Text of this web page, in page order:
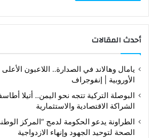
أحدث المقالات
يامال وهالاند في الصدارة.. اللاعبون
الأوروبية | إنفوجراف
البوصلة التركية تتجه نحو اليمن.. أتيلا
الشراكة الاقتصادية والاستثمارية
الطراونة يدعو الحكومة لدمج “المركز
الصحة لتوحيد الجهود وإنهاء الازدواجية